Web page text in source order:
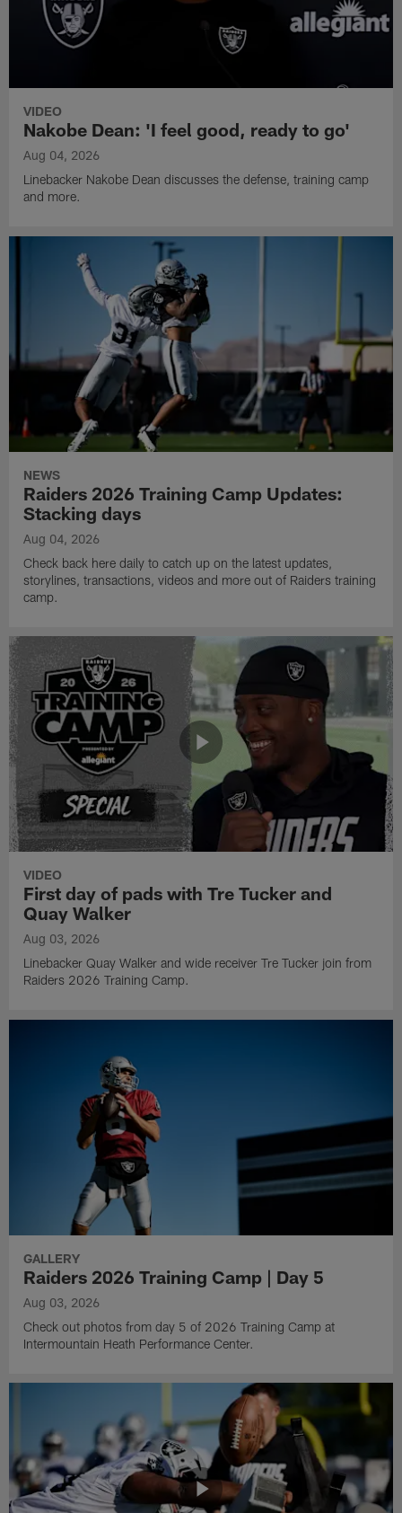
VIDEO
Nakobe Dean: 'I feel good, ready to go'
Aug 04, 2026
Linebacker Nakobe Dean discusses the defense, training camp
and more.
NEWS
Raiders 2026 Training Camp Updates:
Stacking days
Aug 04, 2026
Check back here daily to catch up on the latest updates,
storylines, transactions, videos and more out of Raiders training
camp.
VIDEO
First day of pads with Tre Tucker and
Quay Walker
Aug 03, 2026
Linebacker Quay Walker and wide receiver Tre Tucker join from
Raiders 2026 Training Camp.
GALLERY
Raiders 2026 Training Camp | Day 5
Aug 03, 2026
Check out photos from day 5 of 2026 Training Camp at
Intermountain Heath Performance Center.